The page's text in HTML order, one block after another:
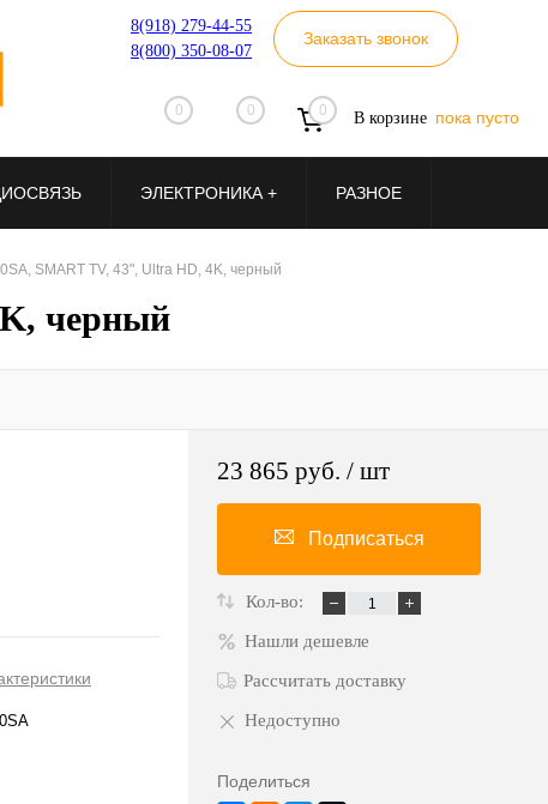
8(918) 279-44-55
8(800) 350-08-07
Заказать звонок
0 0 0 В корзине пока пусто
ЭЛЕКТРОНИКА + РАЗНОЕ
SMART TV, 43", Ultra HD, 4K, черный
черный
23 865 руб. / шт
Подписаться
Кол-во:
Нашли дешевле
Рассчитать доставку
Недоступно
Поделиться